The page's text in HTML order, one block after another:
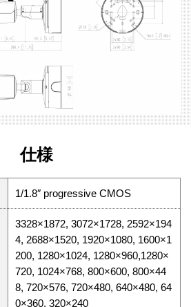
仕様
1/1.8″ progressive CMOS
3328×1872, 3072×1728, 2592×194
4, 2688×1520, 1920×1080, 1600×1
200, 1280×1024, 1280×960,1280×
720, 1024×768, 800×600, 800×44
8, 720×576, 720×480, 640×480, 64
0×360, 320×240